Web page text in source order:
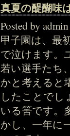
真夏の醍醐味
Posted by
甲子園は、最
で泣けます。
若い選手たち
かと考えると
したことでし
いる筈です。
かし、一年に